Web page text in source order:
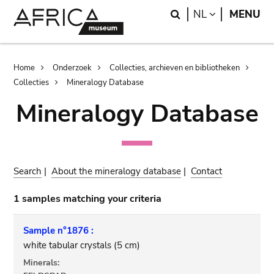
Search
NL LANGUAGE
MENU
Breadcrumb
Home Onderzoek
Collecties, archieven en bibliotheken
Collecties
Mineralogy Database
Mineralogy Database
Search |About the mineralogy database | Contact
1 samples matching your criteria
Sample n°1876 :
white tabular crystals (5 cm)
Minerals: